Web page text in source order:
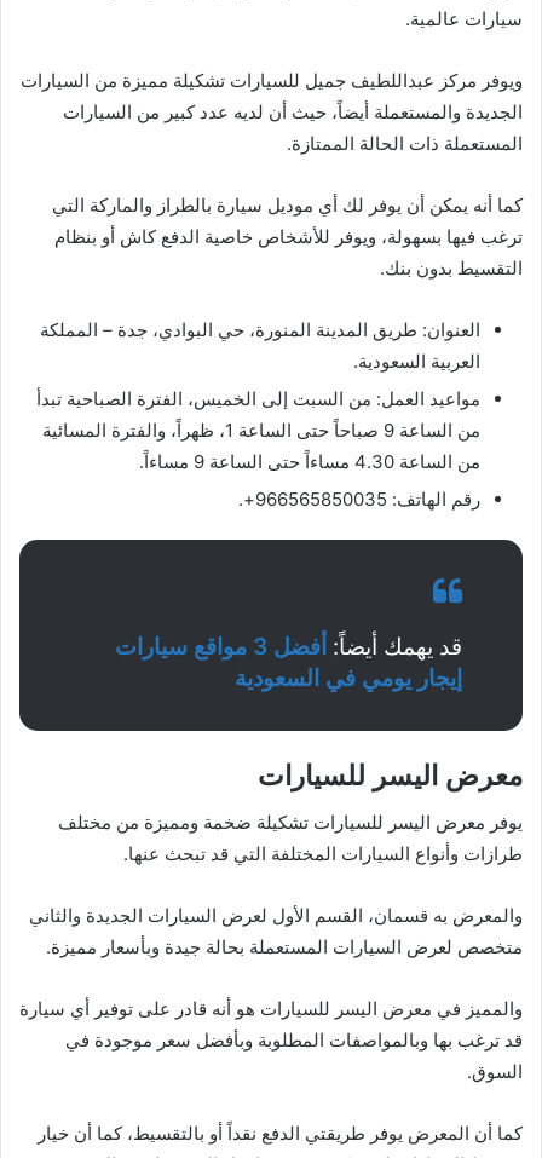
سيارات عالمية.
ويوفر مركز عبداللطيف جميل للسيارات تشكيلة مميزة من السيارات
الجديدة والمستعملة أيضاً، حيث أن لديه عدد كبير من السيارات
المستعملة ذات الحالة الممتازة.
كما أنه يمكن أن يوفر لك أي موديل سيارة بالطراز والماركة التي
ترغب فيها بسهولة، ويوفر للأشخاص خاصية الدفع كاش أو بنظام
التقسيط بدون بنك.
العنوان: طريق المدينة المنورة، حي البوادي، جدة – المملكة
العربية السعودية.
مواعيد العمل: من السبت إلى الخميس، الفترة الصباحية تبدأ
من الساعة 9 صباحاً حتى الساعة 1، ظهراً، والفترة المسائية
من الساعة 4.30 مساءاً حتى الساعة 9 مساءاً.
رقم الهاتف: 966565850035+.
قد يهمك أيضاً:
أفضل 3 مواقع سيارات
إيجار يومي في السعودية
معرض اليسر للسيارات
يوفر معرض اليسر للسيارات تشكيلة ضخمة ومميزة من مختلف
طرازات وأنواع السيارات المختلفة التي قد تبحث عنها.
والمعرض به قسمان، القسم الأول لعرض السيارات الجديدة والثاني
متخصص لعرض السيارات المستعملة بحالة جيدة وبأسعار مميزة.
والمميز في معرض اليسر للسيارات هو أنه قادر على توفير أي سيارة
قد ترغب بها وبالمواصفات المطلوبة وبأفضل سعر موجودة في
السوق.
كما أن المعرض يوفر طريقتي الدفع نقداً أو بالتقسيط، كما أن خيار